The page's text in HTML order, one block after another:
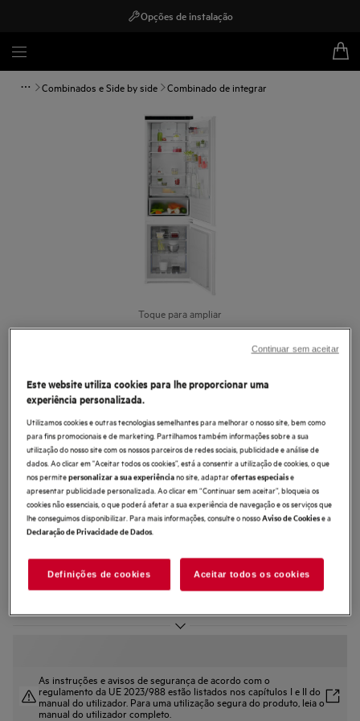
Opções de instalação
Combinados e Side by side Combinado de integrar
Toque para ampliar
TCTCS191ES
Combinado de encastre 7000
NoFrost CoolAssist® de 188,4 cm
5 (3)
O AI CoolAssist ajusta a temperatura de acordo com a sua rotina diária.
Ative a definição Automática para uma frescura sem esforço, ajustada a si.
TwinTech® Total No Frost ajuda a manter os alimentos suculentos e
As instruções e avisos de segurança de acordo com o
regulamento da UE 2023/988 estão listados nos capítulos I e II do
manual do utilizador. Para uma utilização segura do produto, leia o
manual do utilizador completo.
Este website utiliza cookies para lhe proporcionar uma
experiência personalizada.
Utilizamos cookies e outras tecnologias semelhantes para melhorar o nosso site, bem como
para fins promocionais e de marketing. Partilhamos também informações sobre a sua
utilização do nosso site com os nossos parceiros de redes sociais, publicidade e análise de
dados. Ao clicar em "Aceitar todos os cookies”, está a consentir a utilização de cookies, o que
nos permitepersonalizar a sua experiênciano site, adaptarofertas especiaise
apresentar publicidade personalizada. Ao clicar em “Continuar sem aceitar”, bloqueia os
cookies não essenciais, o que poderá afetar a sua experiência de navegação e os serviços que
lhe conseguimos disponibilizar. Para mais informações, consulte o nossoAviso de Cookiese a
Declaração de Privacidade de Dados.
Definições de cookies Aceitar todos os cookies
Continuar sem aceitar